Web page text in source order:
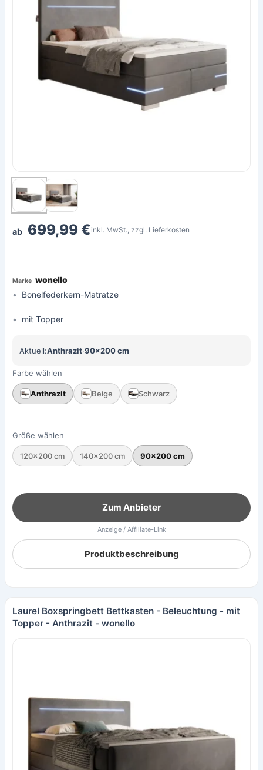
ab 699,99 €inkl. MwSt., zzgl. Lieferkosten
wonello
Bonelfederkern-Matratze
mit Topper
Aktuell:Anthrazit·90×200 cm
Farbe wählen
Anthrazit Beige Schwarz
Größe wählen
120×200 cm 140×200 cm 90×200 cm
Zum Anbieter
Anzeige / Affiliate-Link
Produktbeschreibung
Laurel Boxspringbett Bettkasten - Beleuchtung - mit
Topper - Anthrazit - wonello